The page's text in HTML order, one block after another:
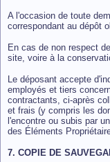
A l'occasion de toute
correspondant au dépôt
En cas de non respect
site, voire à la
Le déposant accepte
employés et tiers
contractants, ci-après
et frais (y compris les
l'encontre ou subis par
des Éléments
7. COPIE DE